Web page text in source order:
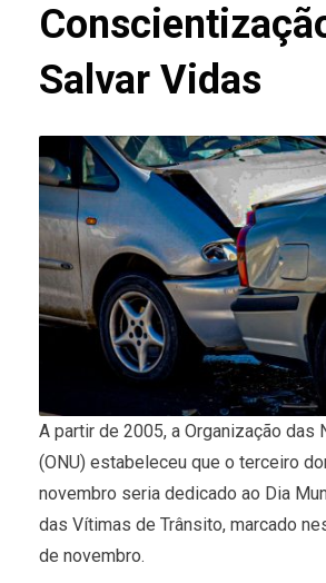
Salvar Vidas
A partir de 2005, a Organização das
(ONU) estabeleceu que o terceiro
novembro seria dedicado ao Dia
das Vítimas de Trânsito, marcado
de novembro.